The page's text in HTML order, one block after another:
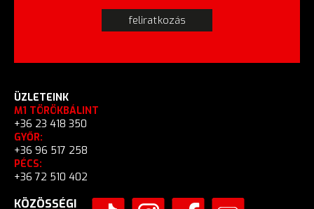
ÜZLETEINK
M1 TÖRÖKBÁLINT
+36 23 418 350
GYŐR:
+36 96 517 258
PÉCS:
+36 72 510 402
KÖZÖSSÉGI